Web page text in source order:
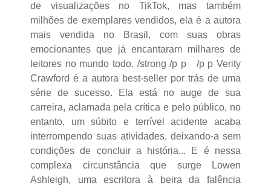
de visualizações no TikTok, mas também
milhões de exemplares vendidos, ela é a autora
mais vendida no Brasil, com suas obras
emocionantes que já encantaram milhares de
leitores no mundo todo. /strong /p p /p p Verity
Crawford é a autora best-seller por trás de uma
série de sucesso. Ela está no auge de sua
carreira, aclamada pela crítica e pelo público, no
entanto, um súbito e terrível acidente acaba
interrompendo suas atividades, deixando-a sem
condições de concluir a história... E é nessa
complexa circunstância que surge Lowen
Ashleigh, uma escritora à beira da falência